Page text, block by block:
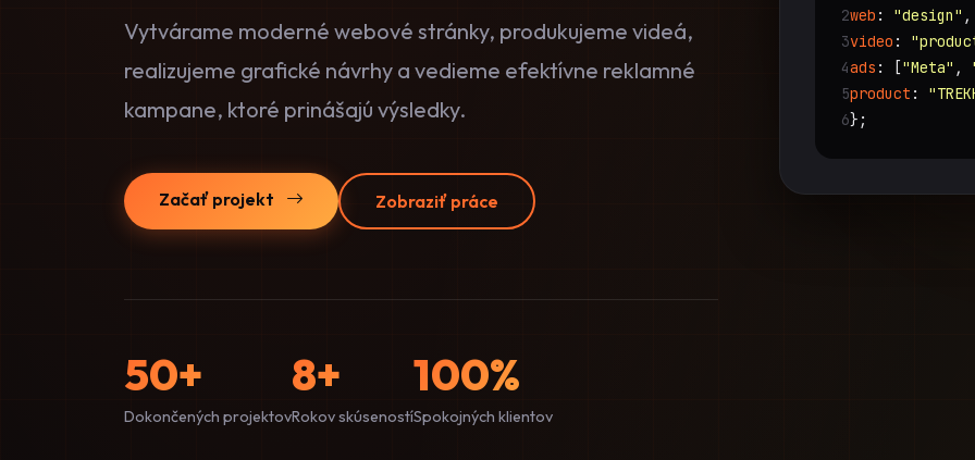
Vytvárame moderné webové stránky, produkujeme videá,
realizujeme grafické návrhy a vedieme efektívne reklamné
kampane, ktoré prinášajú výsledky.
Začať projekt Zobraziť práce
50+
Dokončených projektov
8+
Rokov skúseností
100%
Spokojných klientov
2web : "design" ,
3video :
4ads : ["Meta" ,
5product :
6};